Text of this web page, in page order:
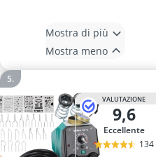
Mostra di più
Mostra meno
VALUTAZIONE
9,6
Eccellente
134